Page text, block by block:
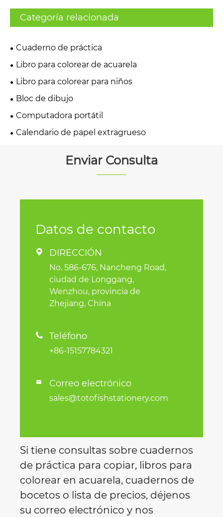
Categoría relacionada
Cuaderno de práctica
Libro para colorear de acuarela
Libro para colorear para niños
Bloc de dibujo
Computadora portátil
Calendario de papel extragrueso
Enviar Consulta
Datos de contacto
 DIRECCIÓN
No. 586-676, Nancheng Road,
ciudad de Longgang,
Wenzhou, provincia de
Zhejiang, China
 Teléfono
+86-15157784321
 Correo electrónico
sales@totofishstationery.com
Si tiene consultas sobre cuadernos
de práctica para copiar, libros para
colorear en acuarela, cuadernos de
bocetos o lista de precios, déjenos
su correo electrónico y nos